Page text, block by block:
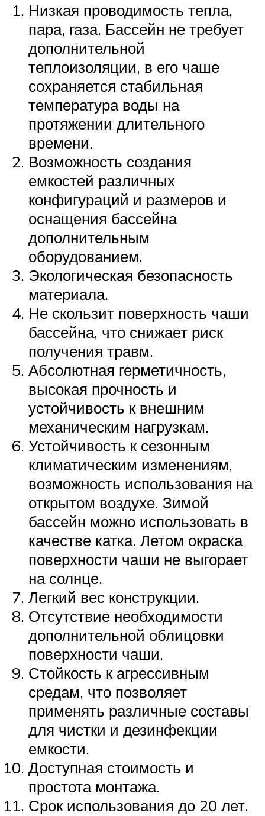
Низкая проводимость тепла,
пара, газа. Бассейн не требует
дополнительной
теплоизоляции, в его чаше
сохраняется стабильная
температура воды на
протяжении длительного
времени.
Возможность создания
емкостей различных
конфигураций и размеров и
оснащения бассейна
дополнительным
оборудованием.
Экологическая безопасность
материала.
Не скользит поверхность чаши
бассейна, что снижает риск
получения травм.
Абсолютная герметичность,
высокая прочность и
устойчивость к внешним
механическим нагрузкам.
Устойчивость к сезонным
климатическим изменениям,
возможность использования на
открытом воздухе. Зимой
бассейн можно использовать в
качестве катка. Летом окраска
поверхности чаши не выгорает
на солнце.
Легкий вес конструкции.
Отсутствие необходимости
дополнительной облицовки
поверхности чаши.
Стойкость к агрессивным
средам, что позволяет
применять различные составы
для чистки и дезинфекции
емкости.
Доступная стоимость и
простота монтажа.
Срок использования до 20 лет.